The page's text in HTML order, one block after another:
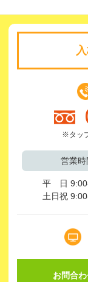
※タッ
営業時
平 日
土日祝
お問合